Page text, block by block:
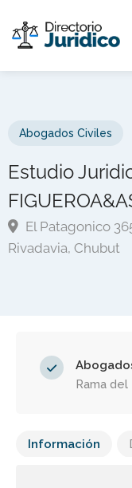
Abogados Civiles
Estudio
El Patagonico
Rivadavia, Chubut
Rama
Información